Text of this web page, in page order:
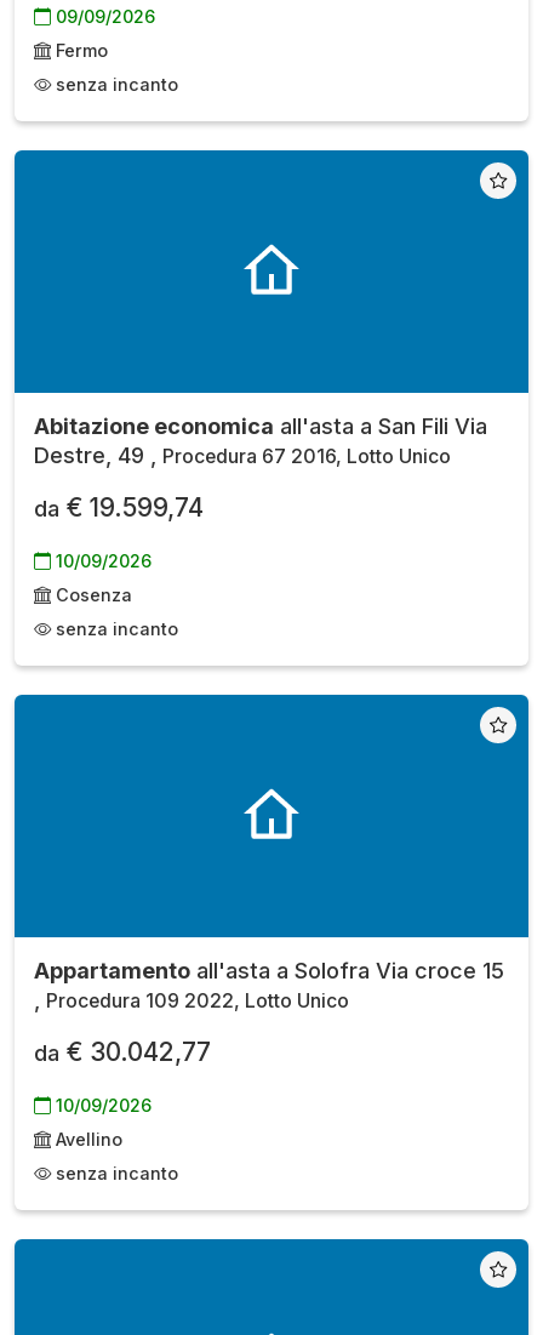
09/09/2026
Fermo
senza incanto
Abitazione economica all'asta a San Fili Via
Destre, 49 ,
Procedura 67 2016, Lotto Unico
da € 19.599,74
10/09/2026
Cosenza
senza incanto
Appartamento all'asta a Solofra Via croce 15
Procedura 109 2022, Lotto Unico
da € 30.042,77
10/09/2026
Avellino
senza incanto